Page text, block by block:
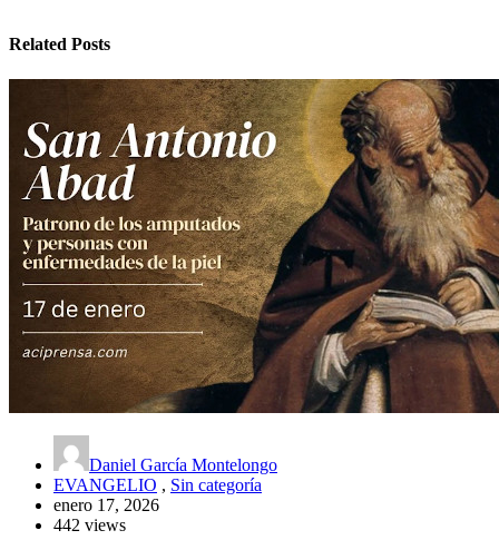
Related Posts
Daniel García Montelongo
EVANGELIO , Sin categoría
enero 17, 2026
442 views